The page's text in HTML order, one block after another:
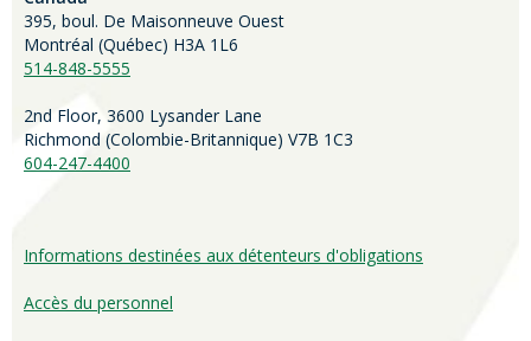
395, boul. De Maisonneuve Ouest
Montréal (Québec) H3A 1L6
514-848-5555
2nd Floor, 3600 Lysander Lane
Richmond (Colombie-Britannique) V7B 1C3
604-247-4400
Informations destinées aux détenteurs d'obligations
Accès du personnel